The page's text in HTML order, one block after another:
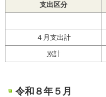
支出区分
４月支出計
累計
令和８年５月